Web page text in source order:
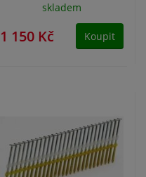
skladem
1 150 Kč Koupit